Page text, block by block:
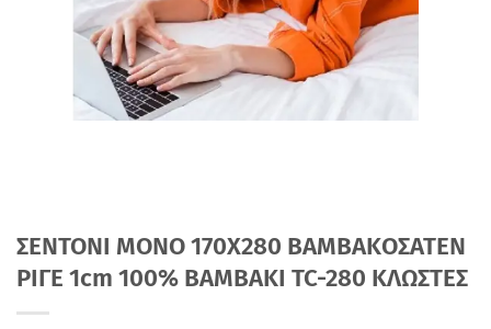
ΣΕΝΤΟΝΙ ΜΟΝΟ 170Χ280 ΒΑΜΒΑΚΟΣΑΤΕΝ
ΡΙΓΕ 1cm 100% BAMBAKI TC-280 ΚΛΩΣΤΕΣ